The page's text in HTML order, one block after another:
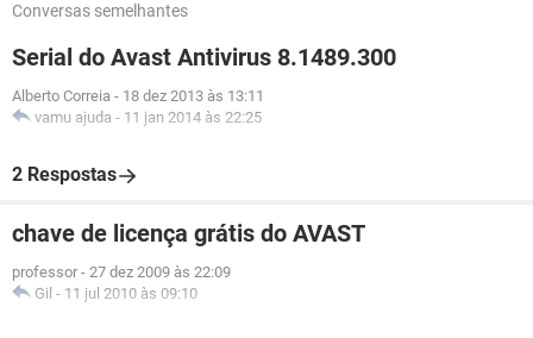
Conversas semelhantes
Serial do Avast Antivirus 8.1489.300
Alberto Correia - 18 dez 2013 às 13:11
vamu ajuda - 11 jan 2014 às 22:25
2 Respostas
chave de licença grátis do AVAST
professor - 27 dez 2009 às 22:09
Gil - 11 jul 2010 às 09:10